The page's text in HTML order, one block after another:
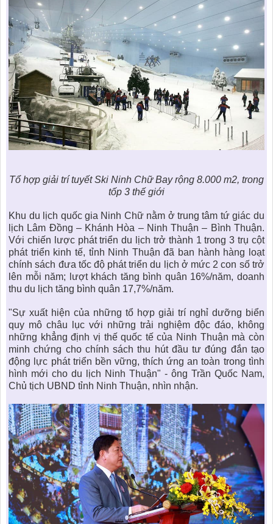
Tổ hợp giải trí tuyết Ski Ninh Chữ Bay rộng 8.000 m2, trong
tốp 3 thế giới
Khu du lịch quốc gia Ninh Chữ nằm ở trung tâm tứ giác du
lịch Lâm Đồng – Khánh Hòa – Ninh Thuận – Bình Thuận.
Với chiến lược phát triển du lịch trở thành 1 trong 3 trụ cột
phát triển kinh tế, tỉnh Ninh Thuận đã ban hành hàng loạt
chính sách đưa tốc độ phát triển du lịch ở mức 2 con số trở
lên mỗi năm; lượt khách tăng bình quân 16%/năm, doanh
thu du lịch tăng bình quân 17,7%/năm.
"Sự xuất hiện của những tổ hợp giải trí nghỉ dưỡng biển
quy mô châu lục với những trải nghiệm độc đáo, không
những khẳng định vị thế quốc tế của Ninh Thuận mà còn
minh chứng cho chính sách thu hút đầu tư đúng đắn tạo
động lực phát triển bền vững, thích ứng an toàn trong tình
hình mới chodu lịch Ninh Thuận" - ông Trần Quốc Nam,
Chủ tịch UBND tỉnh Ninh Thuận, nhìn nhận.